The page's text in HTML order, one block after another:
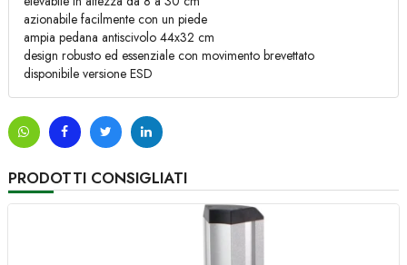
azionabile facilmente con un piede
ampia pedana antiscivolo 44x32 cm
design robusto ed essenziale con movimento brevettato
disponibile versione ESD
PRODOTTI CONSIGLIATI